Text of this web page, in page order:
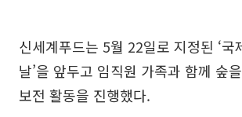
신세계푸드는 5월 22일로 지정된 ‘국
날’을 앞두고 임직원 가족과 함께 숲
보전 활동을 진행했다.